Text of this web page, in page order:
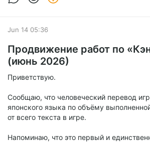
Jun 14 05:36
Продвижение работ по
(июнь 2026)
Приветствую.
Сообщаю, что человеческий перевод
японского языка по объёму
от всего текста в игре.
Напоминаю, что это первый и